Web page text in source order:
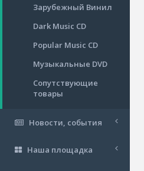
Зарубежный Винил
Dark Music CD
Popular Music CD
Музыкальные DVD
Сопутствующие
товары
Новости, события
Наша площадка